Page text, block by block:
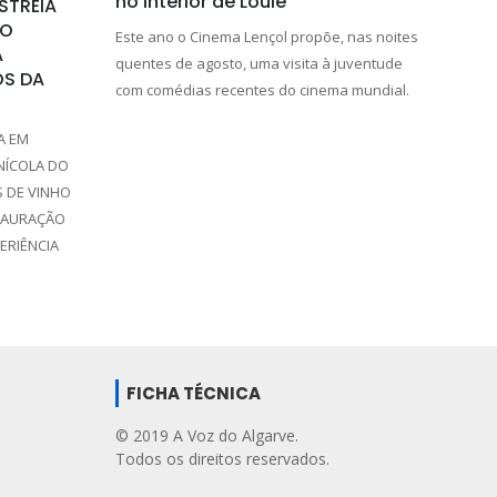
DA
EM
DO
DE VINHO
Este ano o Cinema Lençol propõe, nas noites
quentes de agosto, uma visita à juventude
com comédias recentes do cinema mundial.
FICHA TÉCNICA
© 2019 A Voz do Algarve.
Todos os direitos reservados.